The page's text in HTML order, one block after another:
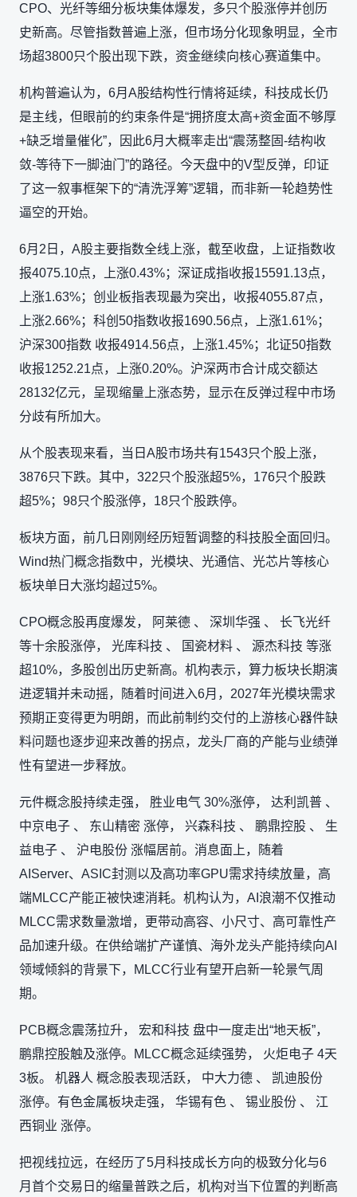
CPO、光纤等细分板块集体爆发，多只个股涨停并创历
史新高。尽管指数普遍上涨，但市场分化现象明显，全市
场超3800只个股出现下跌，资金继续向核心赛道集中。
机构普遍认为，6月A股结构性行情将延续，科技成长仍
是主线，但眼前的约束条件是“拥挤度太高+资金面不够厚
+缺乏增量催化”，因此6月大概率走出“震荡整固-结构收
敛-等待下一脚油门”的路径。今天盘中的V型反弹，印证
了这一叙事框架下的“清洗浮筹”逻辑，而非新一轮趋势性
逼空的开始。
6月2日，A股主要指数全线上涨，截至收盘，上证指数收
报4075.10点，上涨0.43%；深证成指收报15591.13点，
上涨1.63%；创业板指表现最为突出，收报4055.87点，
上涨2.66%；科创50指数收报1690.56点，上涨1.61%；
沪深300指数 收报4914.56点，上涨1.45%；北证50指数
收报1252.21点，上涨0.20%。沪深两市合计成交额达
28132亿元，呈现缩量上涨态势，显示在反弹过程中市场
分歧有所加大。
从个股表现来看，当日A股市场共有1543只个股上涨，
3876只下跌。其中，322只个股涨超5%，176只个股跌
超5%；98只个股涨停，18只个股跌停。
板块方面，前几日刚刚经历短暂调整的科技股全面回归。
Wind热门概念指数中，光模块、光通信、光芯片等核心
板块单日大涨均超过5%。
CPO概念股再度爆发， 阿莱德 、 深圳华强 、 长飞光纤
等十余股涨停， 光库科技 、 国瓷材料 、 源杰科技 等涨
超10%，多股创出历史新高。机构表示，算力板块长期演
进逻辑并未动摇，随着时间进入6月，2027年光模块需求
预期正变得更为明朗，而此前制约交付的上游核心器件缺
料问题也逐步迎来改善的拐点，龙头厂商的产能与业绩弹
性有望进一步释放。
元件概念股持续走强， 胜业电气 30%涨停， 达利凯普 、
中京电子 、 东山精密 涨停， 兴森科技 、 鹏鼎控股 、 生
益电子 、 沪电股份 涨幅居前。消息面上，随着
AIServer、ASIC封测以及高功率GPU需求持续放量，高
端MLCC产能正被快速消耗。机构认为，AI浪潮不仅推动
MLCC需求数量激增，更带动高容、小尺寸、高可靠性产
品加速升级。在供给端扩产谨慎、海外龙头产能持续向AI
领域倾斜的背景下，MLCC行业有望开启新一轮景气周
期。
PCB概念震荡拉升， 宏和科技 盘中一度走出“地天板”，
鹏鼎控股触及涨停。MLCC概念延续强势， 火炬电子 4天
3板。 机器人 概念股表现活跃， 中大力德 、 凯迪股份
涨停。有色金属板块走强， 华锡有色 、 锡业股份 、 江
西铜业 涨停。
把视线拉远，在经历了5月科技成长方向的极致分化与6
月首个交易日的缩量普跌之后，机构对当下位置的判断高